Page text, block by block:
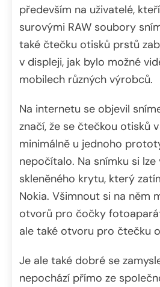
především na uživatelé,
surovými RAW soubory
také čtečku otisků prstů
v displeji, jak bylo možné
mobilech různých výrobců.
Na internetu se objevil
značí, že se čtečkou otisků
minimálně u jednoho
nepočítalo. Na snímku si
skleněného krytu, který
Nokia. Všimnout si na něm
otvorů pro čočky
ale také otvoru pro čtečku
Je ale také dobré se
nepochází přímo ze